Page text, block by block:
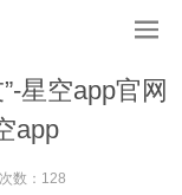
星空app官网
app
数：128